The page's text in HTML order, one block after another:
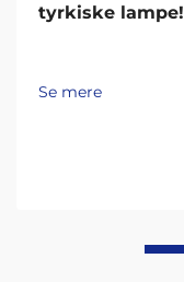
tyrkiske lampe!
Se mere